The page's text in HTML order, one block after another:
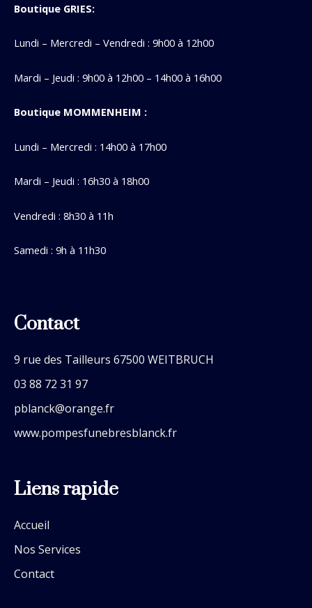
Boutique GRIES:
Lundi – Mercredi – Vendredi : 9h00 à 12h00
Mardi – Jeudi : 9h00 à 12h00 – 14h00 à 16h00
Boutique MOMMENHEIM :
Lundi – Mercredi : 14h00 à 17h00
Mardi – Jeudi : 16h30 à 18h00
Vendredi : 8h30 à 11h
Samedi : 9h à 11h30
Contact
9 rue des Tailleurs 67500 WEITBRUCH
03 88 72 31 97
pblanck@orange.fr
www.pompesfunebresblanck.fr
Liens rapide
Accueil
Nos Services
Contact